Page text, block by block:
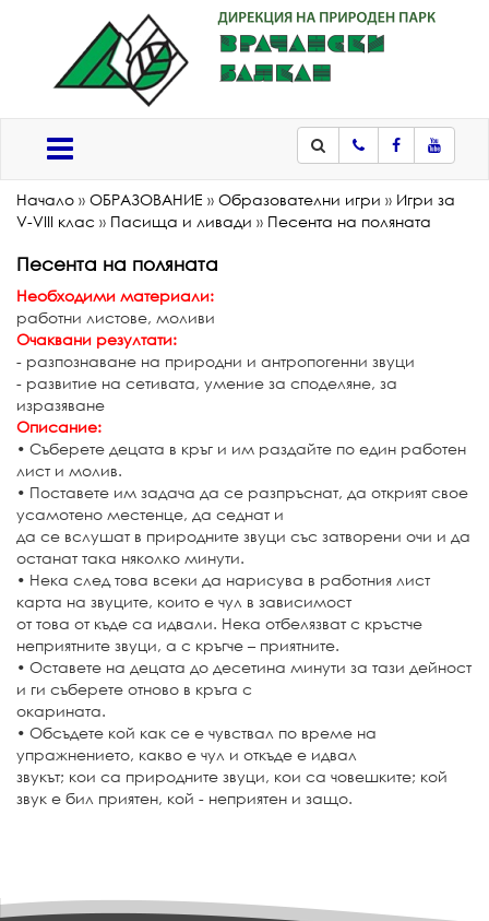
ТелефонFacebook
Начало » ОБРАЗОВАНИЕ » Образователни игри » Игри за
V-VIII клас » Пасища и ливади » Песента на поляната
Песента на поляната
Необходими материали:
работни листове, моливи
Очаквани резултати:
- разпознаване на природни и антропогенни звуци
- развитие на сетивата, умение за споделяне, за
изразяване
Описание:
• Съберете децата в кръг и им раздайте по един работен
лист и молив.
• Поставете им задача да се разпръснат, да открият свое
усамотено местенце, да седнат и
да се вслушат в природните звуци със затворени очи и да
останат така няколко минути.
• Нека след това всеки да нарисува в работния лист
карта на звуците, които е чул в зависимост
от това от къде са идвали. Нека отбелязват с кръстче
неприятните звуци, а с кръгче – приятните.
• Оставете на децата до десетина минути за тази дейност
и ги съберете отново в кръга с
окарината.
• Обсъдете кой как се е чувствал по време на
упражнението, какво е чул и откъде е идвал
звукът; кои са природните звуци, кои са човешките; кой
звук е бил приятен, кой - неприятен и защо.